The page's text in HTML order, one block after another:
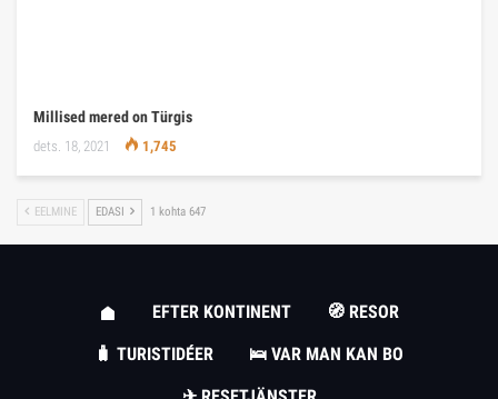
Millised mered on Türgis
dets. 18, 2021 1,745
EELMINE EDASI 1 kohta 647
EFTER KONTINENT
🧭 RESOR
🧳 TURISTIDÉER
🛌 VAR MAN KAN BO